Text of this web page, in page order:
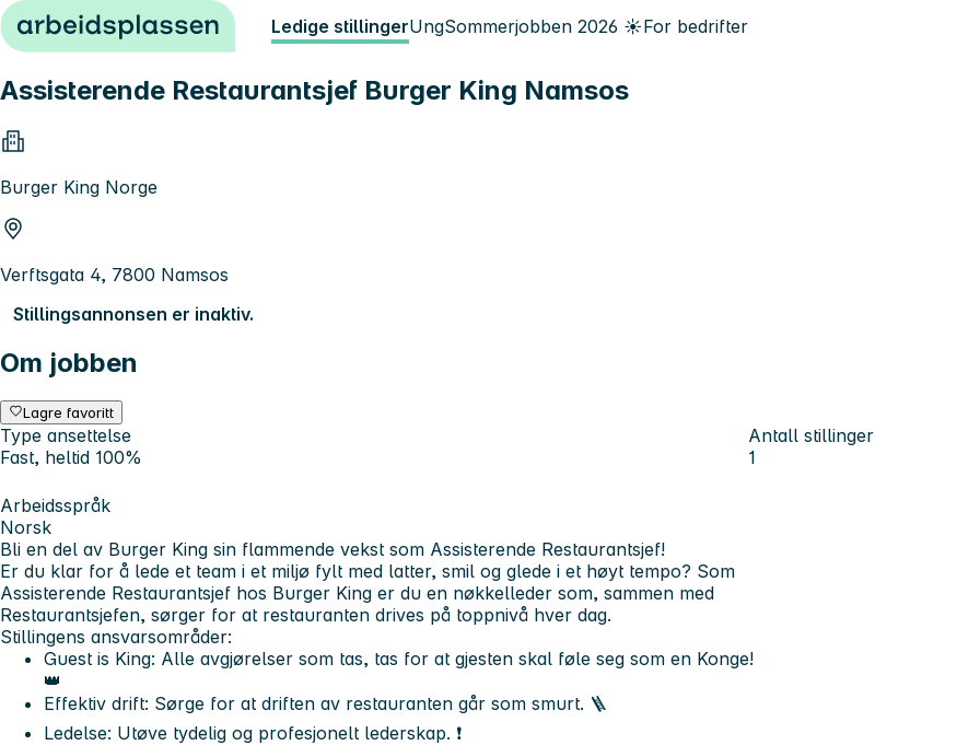
Hopp til innhold Ledige stillingerUngSommerjobben 2026 ☀️For bedrifter
Assisterende Restaurantsjef Burger King Namsos
Burger King Norge
Verftsgata 4, 7800 Namsos
Stillingsannonsen er inaktiv.
Om jobben
Lagre favoritt
Type ansettelse
Fast, heltid 100%
Antall stillinger
1
Arbeidsspråk
Norsk
Bli en del av Burger King sin flammende vekst som Assisterende Restaurantsjef!
Er du klar for å lede et team i et miljø fylt med latter, smil og glede i et høyt tempo? Som
Assisterende Restaurantsjef hos Burger King er du en nøkkelleder som, sammen med
Restaurantsjefen, sørger for at restauranten drives på toppnivå hver dag.
Stillingens ansvarsområder:
Guest is King: Alle avgjørelser som tas, tas for at gjesten skal føle seg som en Konge!
👑
Effektiv drift: Sørge for at driften av restauranten går som smurt. 🪜
Ledelse: Utøve tydelig og profesjonelt lederskap. ❗